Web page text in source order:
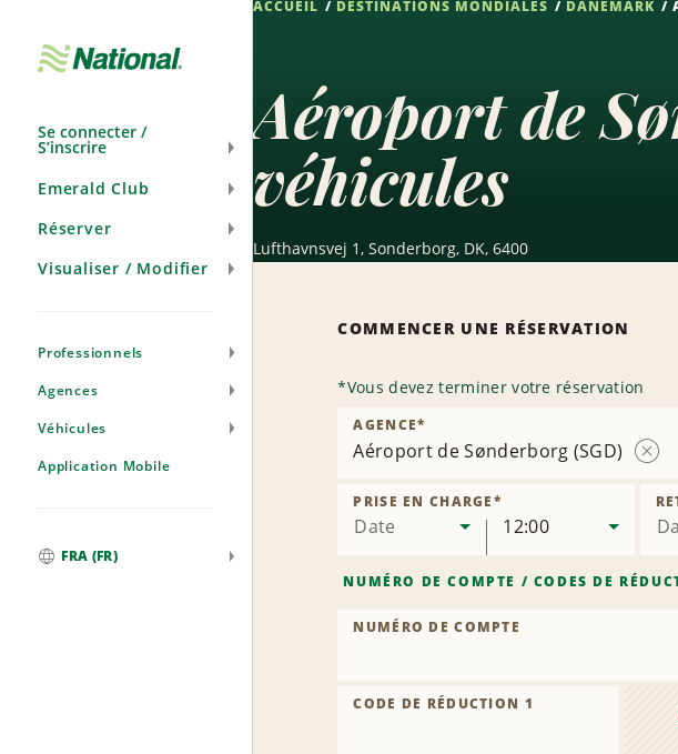
navigation
Se connecter /
S’inscrire
Emerald Club
Réserver
Visualiser / Modifier
Professionnels
Agences
Véhicules
Application Mobile
FRA (FR)
ACCUEIL DESTINATIONS MONDIALES DANEMARK
Aéroport de
véhicules
Lufthavnsvej 1, Sonderborg, DK, 6400
COMMENCER UNE RÉSERVATION
*Vous devez terminer votre réservation
Aéroport de Sønderborg (SGD)
AGENCE*
Date
PRISE EN CHARGE*
12:00
NUMÉRO DE COMPTE / CODES DE
NUMÉRO DE COMPTE
CODE DE RÉDUCTION 1